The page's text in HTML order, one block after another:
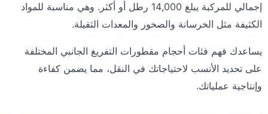
إجمالي للمركبة يبلغ 14,000 رطل أو أكثر. وهي مناسبة للمواد
الكثيفة مثل الخرسانة والصخور والمعدات الثقيلة.
يساعدك فهم فئات أحجام مقطورات التفريغ الجانبي المختلفة
على تحديد الأنسب لاحتياجاتك في النقل، مما يضمن كفاءة
وإنتاجية عملياتك.